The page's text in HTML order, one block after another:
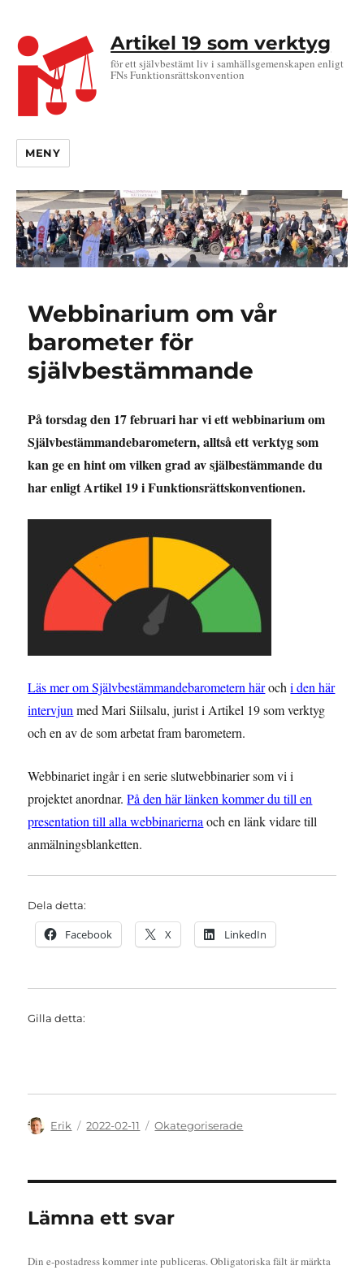
Artikel 19 som verktyg
för ett självbestämt liv i samhällsgemenskapen enligt
FNs Funktionsrättskonvention
MENY
Webbinarium om vår
barometer för
självbestämmande
På torsdag den 17 februari har vi ett webbinarium om
Självbestämmandebarometern, alltså ett verktyg som
kan ge en hint om vilken grad av själbestämmande du
har enligt Artikel 19 i Funktionsrättskonventionen.
Läs mer om Självbestämmandebarometern härochi den här
intervjun med Mari Siilsalu, jurist i Artikel 19 som verktyg
och en av de som arbetat fram barometern.
Webbinariet ingår i en serie slutwebbinarier som vi i
projektet anordnar.På den här länken kommer du till en
presentation till alla webbinarierna och en länk vidare till
anmälningsblanketten.
Dela detta:
Facebook X LinkedIn
Gilla detta:
Författare
Erik
Publicerat
2022-02-11 Kategorier
Okategoriserade
Lämna ett svar
Din e-postadress kommer inte publiceras.Obligatoriska fält är märkta